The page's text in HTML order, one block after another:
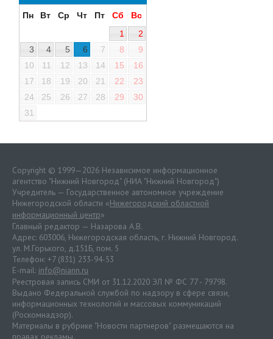
Пн Вт Ср Чт Пт Сб
Вс
1
2
3
4 5 6 7 8
9
10
11 12 13 14 15
16
17
18 19 20 21 22
23
24
25 26 27 28 29
30
31
Copyright © 1999—2026 Независимое информационное
агентство "Нижний Новгород" (НИА "Нижний Новгород")
Учредитель — Государственное автономное учреждение
Нижегородской области «Нижегородский областной
информационный центр»
Главный редактор — Назарова А.В.
Адрес: 603006, Нижегородская область, г. Нижний Новгород.
ул. М.Горького, д.151Б, пом. 5
Телефон: +7 (831) 233-94-53
E-mail: info@niann.ru
Реестровая запись СМИ от 31.12.2020 ЭЛ № ФС 77 - 79798.
Выдано Федеральной службой по надзору в сфере связи,
информационных технологий и массовых коммуникаций
(Роскомнадзор).
Материалы в рубрике "Новости партнеров" размещаются на
правах рекламы.